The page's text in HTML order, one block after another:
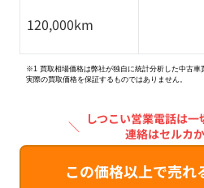
120,000km
※1 買取相場価格は弊社が独自に統計分析した中古車
実際の買取価格を保証するものではありません。
＼ しつこい営業電話は一
連絡はセルカ
この価格以上で売れ